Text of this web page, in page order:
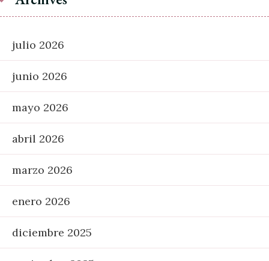
julio 2026
junio 2026
mayo 2026
abril 2026
marzo 2026
enero 2026
diciembre 2025